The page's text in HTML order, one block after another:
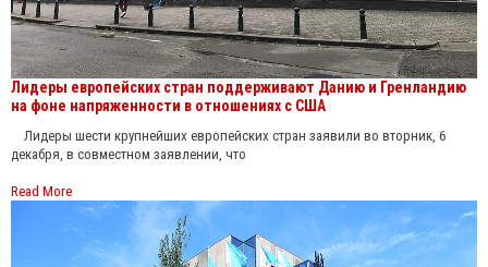
Лидеры европейских стран поддерживают Данию и Гренландию
на фоне напряженности в отношениях с США
Лидеры шести крупнейших европейских стран заявили во вторник, 6
декабря, в совместном заявлении, что
Read More